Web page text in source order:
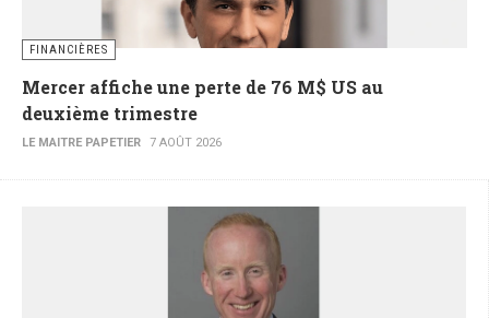
FINANCIÈRES
Mercer affiche une perte de 76 M$ US au
deuxième trimestre
LE MAITRE PAPETIER 7 AOÛT 2026